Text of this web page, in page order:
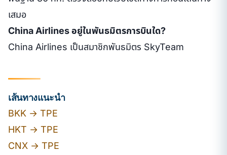
เสมอ
China Airlines อยู่ในพันธมิตรการบินใด?
China Airlines เป็นสมาชิกพันธมิตร SkyTeam
เส้นทางแนะนำ
BKK → TPE
HKT → TPE
CNX → TPE